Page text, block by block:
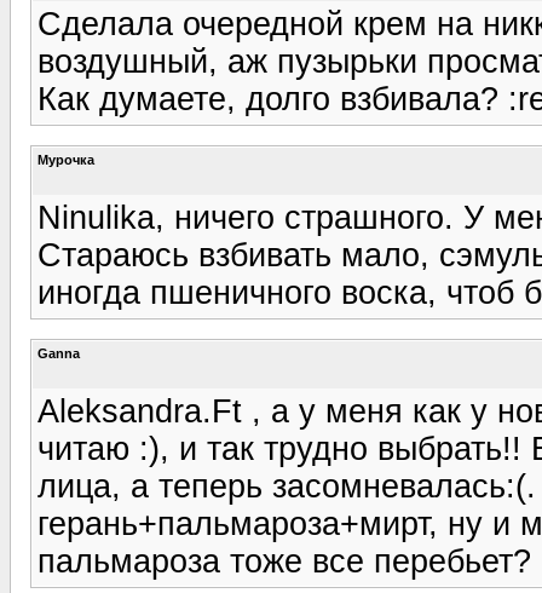
Сделала очередной крем на
воздушный, аж пузырьки
Как думаете, долго взбивала?
Мурочка
Ninulika, ничего страшного. У
Стараюсь взбивать мало,
иногда пшеничного воска, чтоб
Ganna
Aleksandra.Ft , а у меня как у
читаю :), и так трудно
лица, а теперь
герань+пальмароза+мирт, ну и
пальмароза тоже все